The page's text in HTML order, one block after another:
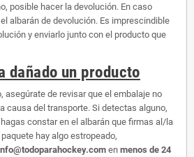
posible hacer la devolución. En caso
albarán de devolución. Es imprescindible
y enviarlo junto con el producto que
dañado un producto
asegúrate de revisar que el embalaje no
causa del transporte. Si detectas alguno,
constar en el albarán que firmas al/la
hay algo estropeado,
en menos de 24